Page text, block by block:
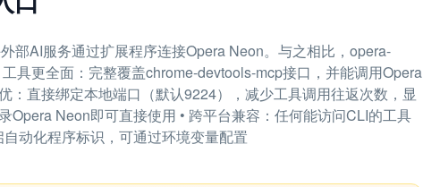
部AI服务通过扩展程序连接Opera Neon。与之相比，opera-
具更全面：完整覆盖chrome-devtools-mcp接口，并能调用Opera
：直接绑定本地端口（默认9224），减少工具调用往返次数，显
Opera Neon即可直接使用 • 跨平台兼容：任何能访问CLI的工具
动化程序标识，可通过环境变量配置